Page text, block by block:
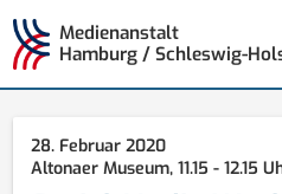
Medienanstalt
Hamburg / Schleswig-
28. Februar 2020
Altonaer Museum, 11.15 - 12.15